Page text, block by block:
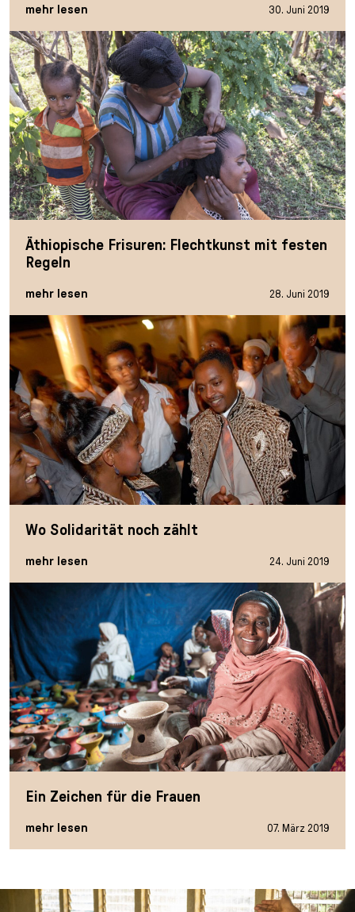
mehr lesen 30. Juni 2019
Äthiopische Frisuren: Flechtkunst mit festen
Regeln
mehr lesen 28. Juni 2019
Wo Solidarität noch zählt
mehr lesen 24. Juni 2019
Ein Zeichen für die Frauen
mehr lesen 07. März 2019